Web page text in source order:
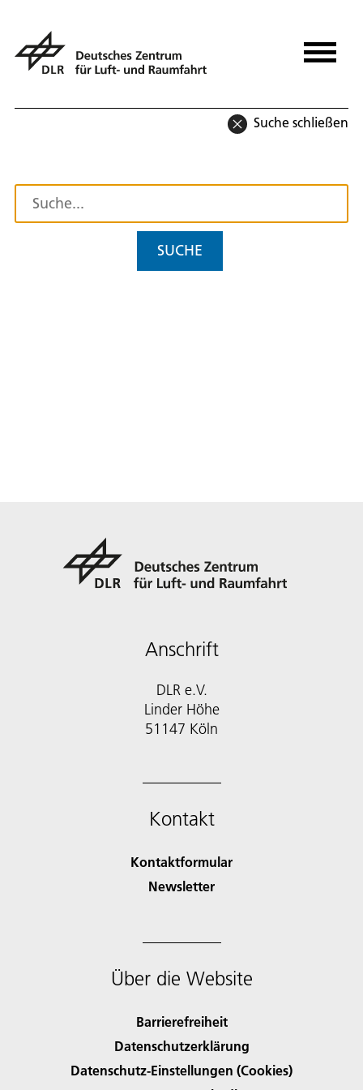
Suche schließen
SUCHE
Anschrift
DLR e.V.
Linder Höhe
51147 Köln
Kontakt
Kontaktformular
Newsletter
Über die Website
Barrierefreiheit
Datenschutzerklärung
Datenschutz-Einstellungen (Cookies)